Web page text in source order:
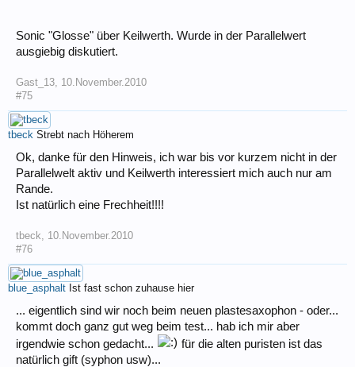
Sonic "Glosse" über Keilwerth. Wurde in der Parallelwert
ausgiebig diskutiert.
Gast_13 10.November.2010
#75
tbeck Strebt nach Höherem
Ok, danke für den Hinweis, ich war bis vor kurzem nicht in der
Parallelwelt aktiv und Keilwerth interessiert mich auch nur am
Rande.
Ist natürlich eine Frechheit!!!!
tbeck
10.November.2010
#76
blue_asphalt Ist fast schon zuhause hier
... eigentlich sind wir noch beim neuen plastesaxophon - oder...
kommt doch ganz gut weg beim test... hab ich mir aber
irgendwie schon gedacht...
für die alten puristen ist das
natürlich gift (syphon usw)...